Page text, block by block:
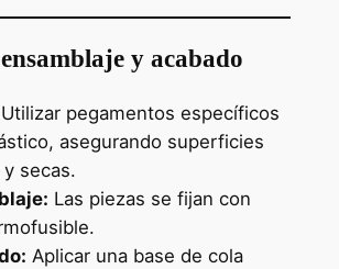
y acabado
Utilizar pegamentos específicos
asegurando superficies
secas.
Las piezas se fijan con
Aplicar una base de cola